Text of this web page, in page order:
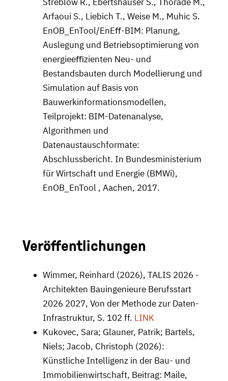
Arfaoui S., Liebich T., Weise M., Muhic S.
EnOB_EnTool/EnEﬀ-BIM: Planung,
Auslegung und Betriebsoptimierung von
energieeﬃzienten Neu- und
Bestandsbauten durch Modellierung und
Simulation auf Basis von
Bauwerkinformationsmodellen,
Teilprojekt: BIM-Datenanalyse,
Algorithmen und
Datenaustauschformate:
Abschlussbericht. In Bundesministerium
für Wirtschaft und Energie (BMWi),
EnOB_EnTool , Aachen, 2017.
Veröffentlichungen
Wimmer, Reinhard (2026), TALIS 2026 -
Architekten Bauingenieure Berufsstart
2026 2027, Von der Methode zur Daten-
Infrastruktur, S. 102 ff. LINK
Kukovec, Sara; Glauner, Patrik; Bartels,
Niels; Jacob, Christoph (2026):
Künstliche Intelligenz in der Bau- und
Immobilienwirtschaft, Beitrag: Maile,